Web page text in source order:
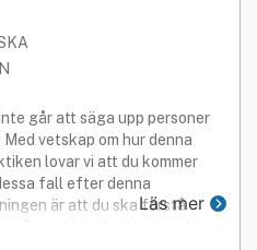
går att säga upp personer
vetskap om hur denna
lovar vi att du kommer
fall efter denna
är att du ska förstå
Läs mer